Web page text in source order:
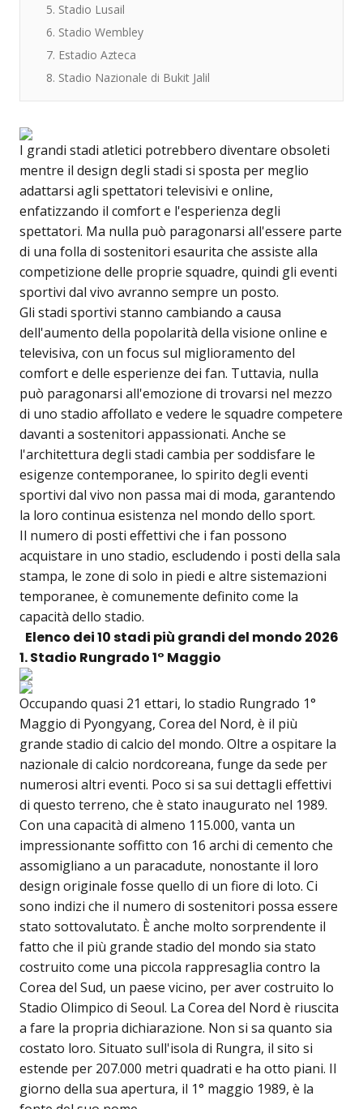
5. Stadio Lusail
6. Stadio Wembley
7. Estadio Azteca
8. Stadio Nazionale di Bukit Jalil
I grandi stadi atletici potrebbero diventare obsoleti
mentre il design degli stadi si sposta per meglio
adattarsi agli spettatori televisivi e online,
enfatizzando il comfort e l'esperienza degli
spettatori. Ma nulla può paragonarsi all'essere parte
di una folla di sostenitori esaurita che assiste alla
competizione delle proprie squadre, quindi gli eventi
sportivi dal vivo avranno sempre un posto.
Gli stadi sportivi stanno cambiando a causa
dell'aumento della popolarità della visione online e
televisiva, con un focus sul miglioramento del
comfort e delle esperienze dei fan. Tuttavia, nulla
può paragonarsi all'emozione di trovarsi nel mezzo
di uno stadio affollato e vedere le squadre competere
davanti a sostenitori appassionati. Anche se
l'architettura degli stadi cambia per soddisfare le
esigenze contemporanee, lo spirito degli eventi
sportivi dal vivo non passa mai di moda, garantendo
la loro continua esistenza nel mondo dello sport.
Il numero di posti effettivi che i fan possono
acquistare in uno stadio, escludendo i posti della sala
stampa, le zone di solo in piedi e altre sistemazioni
temporanee, è comunemente definito come la
capacità dello stadio.
Elenco dei 10 stadi più grandi del mondo 2026
1. Stadio Rungrado 1° Maggio
Occupando quasi 21 ettari, lo stadio Rungrado 1°
Maggio di Pyongyang, Corea del Nord, è il più
grande stadio di calcio del mondo. Oltre a ospitare la
nazionale di calcio nordcoreana, funge da sede per
numerosi altri eventi. Poco si sa sui dettagli effettivi
di questo terreno, che è stato inaugurato nel 1989.
Con una capacità di almeno 115.000, vanta un
impressionante soffitto con 16 archi di cemento che
assomigliano a un paracadute, nonostante il loro
design originale fosse quello di un fiore di loto. Ci
sono indizi che il numero di sostenitori possa essere
stato sottovalutato. È anche molto sorprendente il
fatto che il più grande stadio del mondo sia stato
costruito come una piccola rappresaglia contro la
Corea del Sud, un paese vicino, per aver costruito lo
Stadio Olimpico di Seoul. La Corea del Nord è riuscita
a fare la propria dichiarazione. Non si sa quanto sia
costato loro. Situato sull'isola di Rungra, il sito si
estende per 207.000 metri quadrati e ha otto piani. Il
giorno della sua apertura, il 1° maggio 1989, è la